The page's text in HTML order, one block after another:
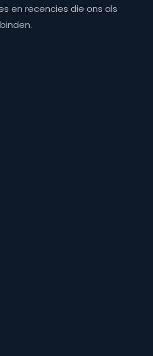
en recencies die ons als